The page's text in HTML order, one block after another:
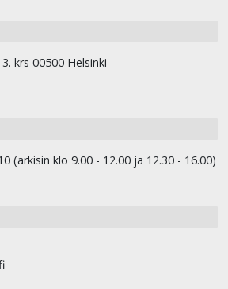
krs 00500 Helsinki
(arkisin klo 9.00 - 12.00 ja 12.30 - 16.00)